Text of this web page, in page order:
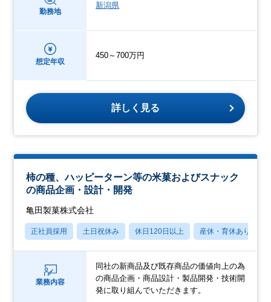
勤務地
新潟県
想定年収
450～700万円
詳しく見る
柿の種、ハッピーターン等の米菓およびスナック
の商品企画・設計・開発
亀田製菓株式会社
正社員採用 土日祝休み 休日120日以上 産休・育休あり
業務内容
同社の新商品及び既存商品の価値向上の為
の商品企画・商品設計・製品開発・技術開
発に取り組んでいただきます。